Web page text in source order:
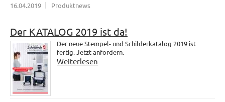
16.04.2019 Produktnews
Der KATALOG 2019 ist da!
Der neue Stempel- und Schilderkatalog 2019 ist
fertig. Jetzt anfordern.
Weiterlesen